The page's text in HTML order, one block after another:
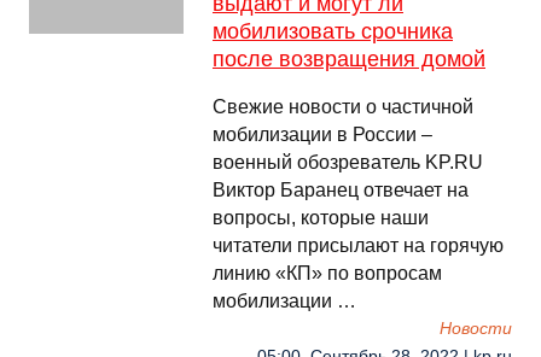
мобилизовать срочника
после возвращения домой
Свежие новости о частичной
мобилизации в России –
военный обозреватель KP.RU
Виктор Баранец отвечает на
вопросы, которые наши
читатели присылают на горячую
линию «КП» по вопросам
мобилизации …
Новости